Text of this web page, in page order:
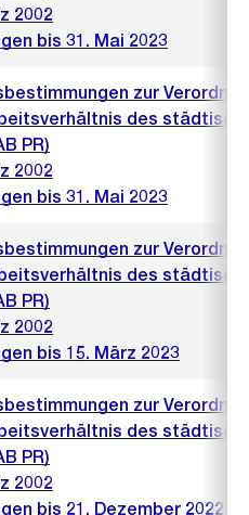
2002
bis 31. Mai 2023
zur
des
PR)
2002
bis 31. Mai 2023
zur
des
PR)
2002
bis 15. März 2023
zur
des
PR)
2002
bis 21. Dezember 2022